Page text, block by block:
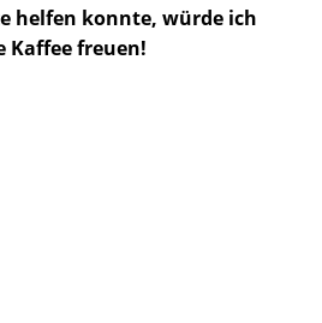
helfen konnte, würde ich
Kaffee freuen!